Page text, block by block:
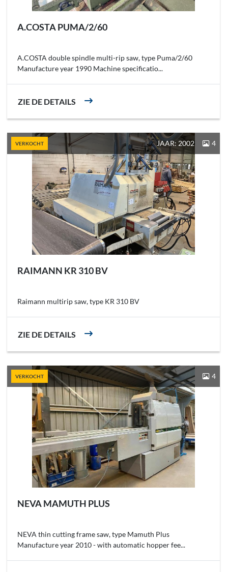
A.COSTA PUMA/2/60
A.COSTA double spindle multi-rip saw, type Puma/2/60
Manufacture year 1990 Machine specificatio...
ZIE DE DETAILS
VERKOCHT JAAR: 2002 4
RAIMANN KR 310 BV
Raimann multirip saw, type KR 310 BV
ZIE DE DETAILS
VERKOCHT 4
NEVA MAMUTH PLUS
NEVA thin cutting frame saw, type Mamuth Plus
Manufacture year 2010 - with automatic hopper fee...